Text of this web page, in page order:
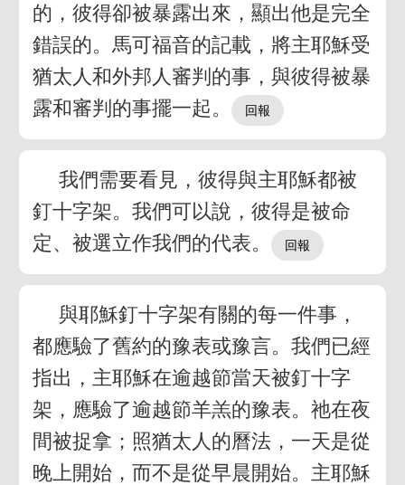
的，彼得卻被暴露出來，顯出他是完全
錯誤的。馬可福音的記載，將主耶穌受
猶太人和外邦人審判的事，與彼得被暴
露和審判的事擺一起。
我們需要看見，彼得與主耶穌都被
釘十字架。我們可以說，彼得是被命
定、被選立作我們的代表。
與耶穌釘十字架有關的每一件事，
都應驗了舊約的豫表或豫言。我們已經
指出，主耶穌在逾越節當天被釘十字
架，應驗了逾越節羊羔的豫表。祂在夜
間被捉拿；照猶太人的曆法，一天是從
晚上開始，而不是從早晨開始。主耶穌